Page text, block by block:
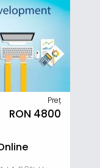
Preț
RON 4800